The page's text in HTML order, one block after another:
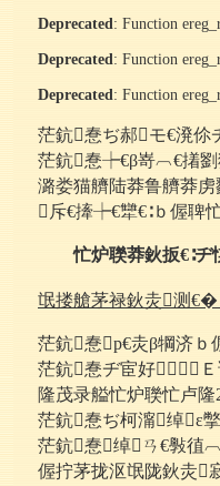
Deprecated: Function
Deprecated: Function
Deprecated: Function
茫鈧惷ぢ郝モ€溌伱
茫鈧惷┾€β嵜︹€撯
潞娄猫艩陆莽鲁艩莽
斥€撁┾€犫€∶ｂ偓聛
忙炉聫莽鈥
氓搂艙
茫鈧惷р€灻β犅济
茫鈧惷ヂ宦好┞
隆茂录艗忙炉聫忙卢
茫鈧惷ぢ柯澝绰ε
茫鈧惷绰ㄢ€斅徝
偓拧茅拢沤氓陇鈥灻